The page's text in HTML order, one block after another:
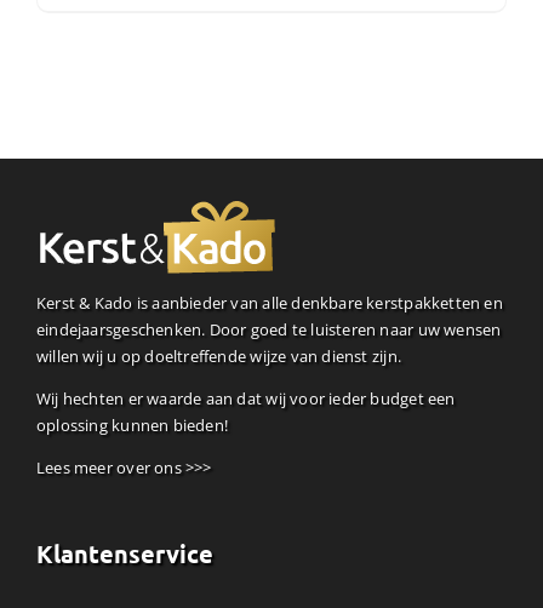
Kerst & Kado is aanbieder van alle denkbare kerstpakketten en
eindejaarsgeschenken. Door goed te luisteren naar uw wensen
willen wij u op doeltreffende wijze van dienst zijn.
Wij hechten er waarde aan dat wij voor ieder budget een
oplossing kunnen bieden!
Lees meer over ons >>>
Klantenservice